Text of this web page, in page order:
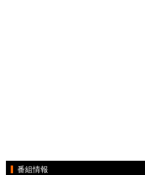
番組情報